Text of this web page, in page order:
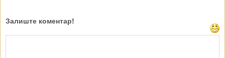
Залиште коментар!